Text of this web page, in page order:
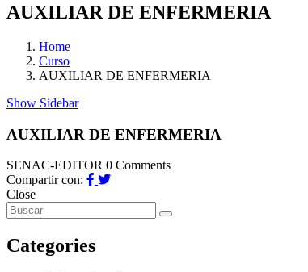
AUXILIAR DE ENFERMERIA
Home
Curso
AUXILIAR DE ENFERMERIA
Show Sidebar
AUXILIAR DE ENFERMERIA
SENAC-EDITOR 0 Comments
Compartir con:
Close
Categories